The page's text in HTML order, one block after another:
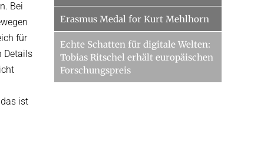
Bei
für
Details
ist
Erasmus Medal for Kurt Mehlhorn
Echte Schatten für digitale Welten:
Tobias Ritschel erhält europäischen
Forschungspreis